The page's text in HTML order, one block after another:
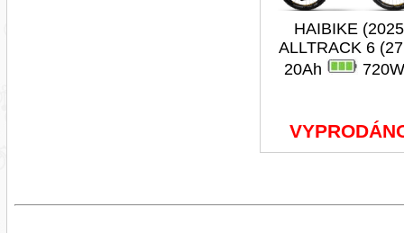
HAIBIKE
ALLTRACK 6
20Ah